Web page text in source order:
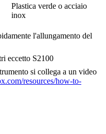
Plastica verde o acciaio
inox
l'allungamento del
eccetto S2100
si collega a un video
resources/how-to-